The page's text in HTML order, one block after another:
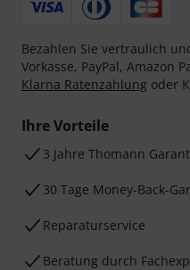
Bezahlen Sie vertraulich
Vorkasse, PayPal, Amazon
Klarna Ratenzahlung oder
Ihre Vorteile
3 Jahre Thomann
30 Tage Money-Back-
Reparaturservice
Beratung durch